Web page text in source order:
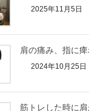
2025年11月5日
肩の痛み、指に
2024年10月25日
筋トレした時に